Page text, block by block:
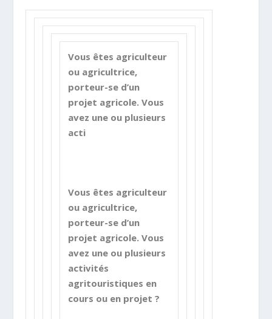
Vous êtes agriculteur
ou agricultrice,
porteur-se d’un
projet agricole. Vous
avez une ou plusieurs
acti
Vous êtes agriculteur
ou agricultrice,
porteur-se d’un
projet agricole. Vous
avez une ou plusieurs
activités
agritouristiques en
cours ou en projet ?